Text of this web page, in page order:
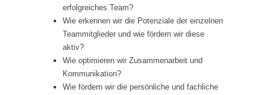
erfolgreiches Team?
Wie erkennen wir die Potenziale der einzelnen
Teammitglieder und wie fördern wir diese
aktiv?
Wie optimieren wir Zusammenarbeit und
Kommunikation?
Wie fördern wir die persönliche und fachliche